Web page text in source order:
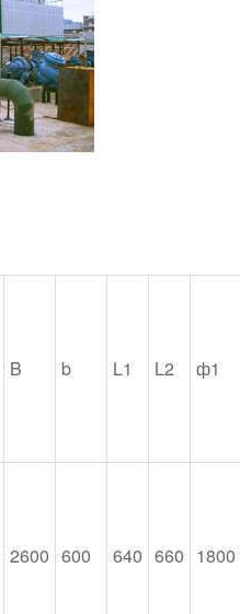
B b L1 L2 ф1
2600 600 640 660 1800